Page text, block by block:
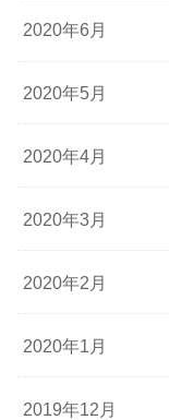
2020年6月
2020年5月
2020年4月
2020年3月
2020年2月
2020年1月
2019年12月